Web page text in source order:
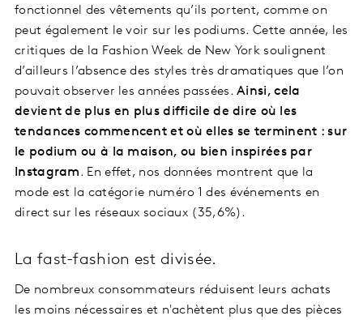
fonctionnel des vêtements qu’ils portent, comme on
peut également le voir sur les podiums. Cette année, les
critiques de la Fashion Week de New York soulignent
d’ailleurs l’absence des styles très dramatiques que l’on
pouvait observer les années passées.Ainsi, cela
devient de plus en plus difficile de dire où les
tendances commencent et où elles se terminent : sur
le podium ou à la maison, ou bien inspirées par
Instagram. En effet, nos données montrent que la
mode est la catégorie numéro 1 des événements en
direct sur les réseaux sociaux (35,6%).
La fast-fashion est divisée.
De nombreux consommateurs réduisent leurs achats
les moins nécessaires et n'achètent plus que des pièces